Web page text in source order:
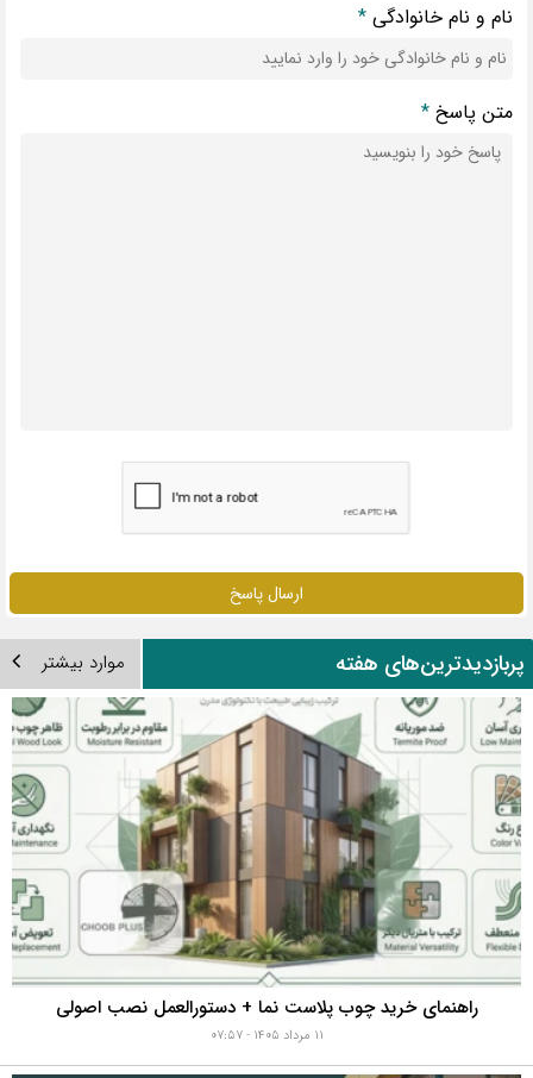
نام و نام خانوادگی*
متن پاسخ*
ارسال پاسخ
هفته موارد بیشتر
راهنمای خرید چوب پلاست نما + دستورالعمل نصب اصولی